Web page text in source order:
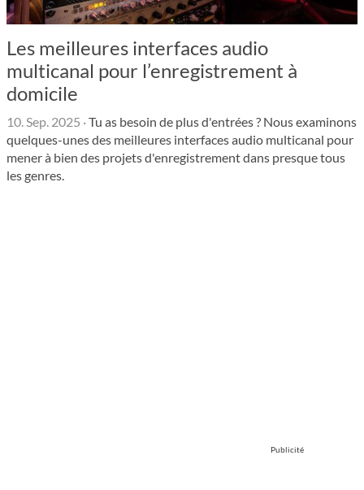
Les meilleures interfaces audio
multicanal pour l’enregistrement à
domicile
10. Sep. 2025 ·Tu as besoin de plus d'entrées ? Nous examinons
quelques-unes des meilleures interfaces audio multicanal pour
mener à bien des projets d'enregistrement dans presque tous
les genres.
Publicité